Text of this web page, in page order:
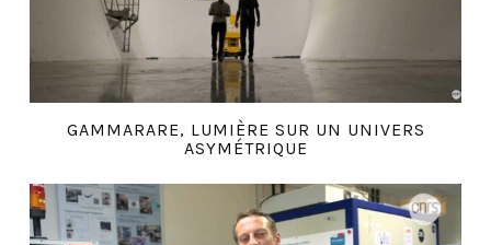
GAMMARARE, LUMIÈRE SUR UN UNIVERS
ASYMÉTRIQUE